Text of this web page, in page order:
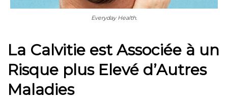
Everyday Health.
La Calvitie est Associée à un
Risque plus Elevé d’Autres
Maladies